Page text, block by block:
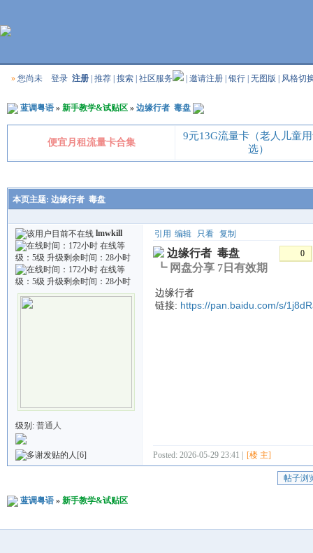
»您尚未 登录 注册| 推荐| 搜索| 社区服务 | 邀请注册| 银行 无图版 风格切
蓝调粤语» 新手教学&试贴区» 边缘行者 毒盘
便宜月租流量卡合集
9元13G流量卡（老人儿童
选）
本页主题: 边缘行者 毒盘
lmwkill
级别: 普通人
[6]
引用 编辑 只看 复制
边缘行者 毒盘
┗ 网盘分享 7日有效期
0
边缘行者
链接: https://pan.baidu.com/s/
Posted: 2026-05-29 23:41 | [楼 主]
帖子浏
蓝调粤语» 新手教学&试贴区